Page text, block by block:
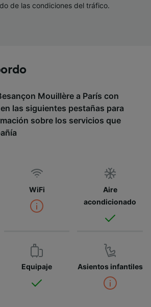
de las condiciones del tráfico.
Mouillère a París con
las siguientes pestañas para
sobre los servicios que
WiFi
Aire
acondicionado
Equipaje Asientos infantiles